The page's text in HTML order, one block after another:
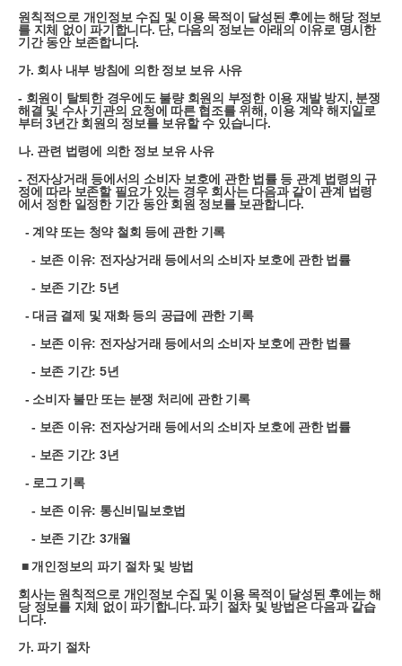
원칙적으로 개인정보 수집 및 이용 목적이 달성된 후에는 해당 정보
를 지체 없이 파기합니다. 단, 다음의 정보는 아래의 이유로 명시한
기간 동안 보존합니다.
가. 회사 내부 방침에 의한 정보 보유 사유
- 회원이 탈퇴한 경우에도 불량 회원의 부정한 이용 재발 방지, 분쟁
해결 및 수사 기관의 요청에 따른 협조를 위해, 이용 계약 해지일로
부터 3년간 회원의 정보를 보유할 수 있습니다.
나. 관련 법령에 의한 정보 보유 사유
- 전자상거래 등에서의 소비자 보호에 관한 법률 등 관계 법령의 규
정에 따라 보존할 필요가 있는 경우 회사는 다음과 같이 관계 법령
에서 정한 일정한 기간 동안 회원 정보를 보관합니다.
- 계약 또는 청약 철회 등에 관한 기록
- 보존 이유: 전자상거래 등에서의 소비자 보호에 관한 법률
- 보존 기간: 5년
- 대금 결제 및 재화 등의 공급에 관한 기록
- 보존 이유: 전자상거래 등에서의 소비자 보호에 관한 법률
- 보존 기간: 5년
- 소비자 불만 또는 분쟁 처리에 관한 기록
- 보존 이유: 전자상거래 등에서의 소비자 보호에 관한 법률
- 보존 기간: 3년
- 로그 기록
- 보존 이유: 통신비밀보호법
- 보존 기간: 3개월
■ 개인정보의 파기 절차 및 방법
회사는 원칙적으로 개인정보 수집 및 이용 목적이 달성된 후에는 해
당 정보를 지체 없이 파기합니다. 파기 절차 및 방법은 다음과 같습
니다.
가. 파기 절차